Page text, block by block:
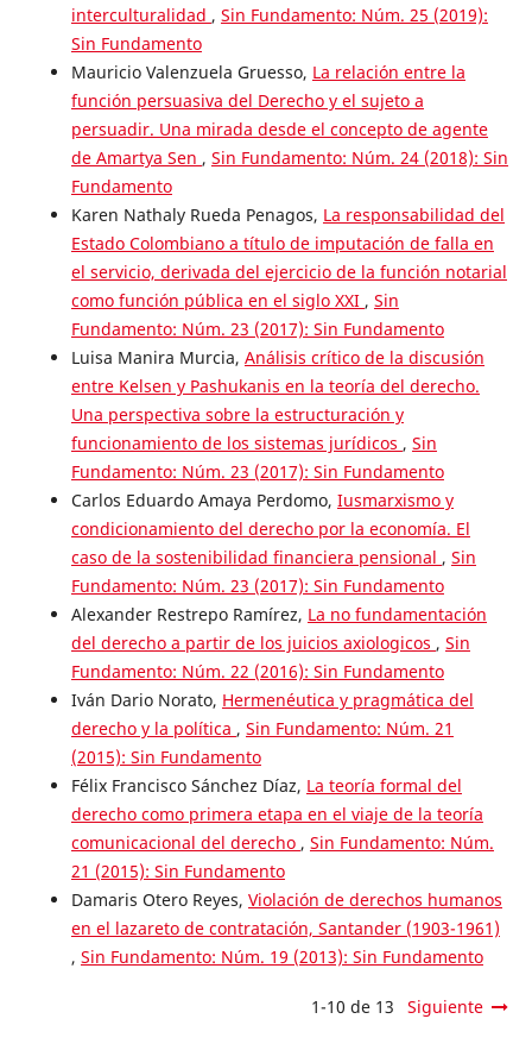
interculturalidad , Sin Fundamento: Núm. 25 (2019):
Sin Fundamento
Mauricio Valenzuela Gruesso, La relación entre la
función persuasiva del Derecho y el sujeto a
persuadir. Una mirada desde el concepto de agente
de Amartya Sen , Sin Fundamento: Núm. 24 (2018): Sin
Fundamento
Karen Nathaly Rueda Penagos, La responsabilidad del
Estado Colombiano a título de imputación de falla en
el servicio, derivada del ejercicio de la función notarial
como función pública en el siglo XXI , Sin
Fundamento: Núm. 23 (2017): Sin Fundamento
Luisa Manira Murcia, Análisis crítico de la discusión
entre Kelsen y Pashukanis en la teoría del derecho.
Una perspectiva sobre la estructuración y
funcionamiento de los sistemas jurídicos , Sin
Fundamento: Núm. 23 (2017): Sin Fundamento
Carlos Eduardo Amaya Perdomo, Iusmarxismo y
condicionamiento del derecho por la economía. El
caso de la sostenibilidad financiera pensional , Sin
Fundamento: Núm. 23 (2017): Sin Fundamento
Alexander Restrepo Ramírez, La no fundamentación
del derecho a partir de los juicios axiologicos , Sin
Fundamento: Núm. 22 (2016): Sin Fundamento
Iván Dario Norato, Hermenéutica y pragmática del
derecho y la política , Sin Fundamento: Núm. 21
(2015): Sin Fundamento
Félix Francisco Sánchez Díaz, La teoría formal del
derecho como primera etapa en el viaje de la teoría
comunicacional del derecho , Sin Fundamento: Núm.
21 (2015): Sin Fundamento
Damaris Otero Reyes, Violación de derechos humanos
en el lazareto de contratación, Santander (1903-1961)
, Sin Fundamento: Núm. 19 (2013): Sin Fundamento
1-10 de 13 Siguiente